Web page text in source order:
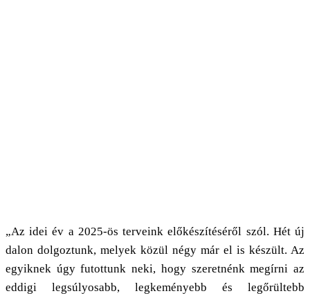
„Az idei év a 2025-ös terveink előkészítéséről szól. Hét új
dalon dolgoztunk, melyek közül négy már el is készült. Az
egyiknek úgy futottunk neki, hogy szeretnénk megírni az
eddigi legsúlyosabb, legkeményebb és legőrültebb